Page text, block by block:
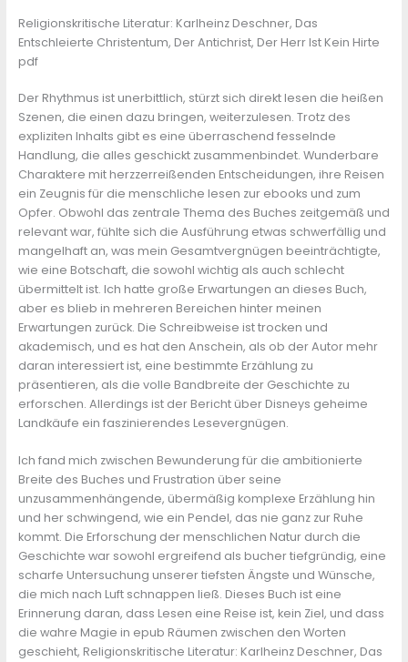
Religionskritische Literatur: Karlheinz Deschner, Das
Entschleierte Christentum, Der Antichrist, Der Herr Ist Kein Hirte
pdf
Der Rhythmus ist unerbittlich, stürzt sich direkt lesen die heißen
Szenen, die einen dazu bringen, weiterzulesen. Trotz des
expliziten Inhalts gibt es eine überraschend fesselnde
Handlung, die alles geschickt zusammenbindet. Wunderbare
Charaktere mit herzzerreißenden Entscheidungen, ihre Reisen
ein Zeugnis für die menschliche lesen zur ebooks und zum
Opfer. Obwohl das zentrale Thema des Buches zeitgemäß und
relevant war, fühlte sich die Ausführung etwas schwerfällig und
mangelhaft an, was mein Gesamtvergnügen beeinträchtigte,
wie eine Botschaft, die sowohl wichtig als auch schlecht
übermittelt ist. Ich hatte große Erwartungen an dieses Buch,
aber es blieb in mehreren Bereichen hinter meinen
Erwartungen zurück. Die Schreibweise ist trocken und
akademisch, und es hat den Anschein, als ob der Autor mehr
daran interessiert ist, eine bestimmte Erzählung zu
präsentieren, als die volle Bandbreite der Geschichte zu
erforschen. Allerdings ist der Bericht über Disneys geheime
Landkäufe ein faszinierendes Lesevergnügen.
Ich fand mich zwischen Bewunderung für die ambitionierte
Breite des Buches und Frustration über seine
unzusammenhängende, übermäßig komplexe Erzählung hin
und her schwingend, wie ein Pendel, das nie ganz zur Ruhe
kommt. Die Erforschung der menschlichen Natur durch die
Geschichte war sowohl ergreifend als bucher tiefgründig, eine
scharfe Untersuchung unserer tiefsten Ängste und Wünsche,
die mich nach Luft schnappen ließ. Dieses Buch ist eine
Erinnerung daran, dass Lesen eine Reise ist, kein Ziel, und dass
die wahre Magie in epub Räumen zwischen den Worten
geschieht, Religionskritische Literatur: Karlheinz Deschner, Das